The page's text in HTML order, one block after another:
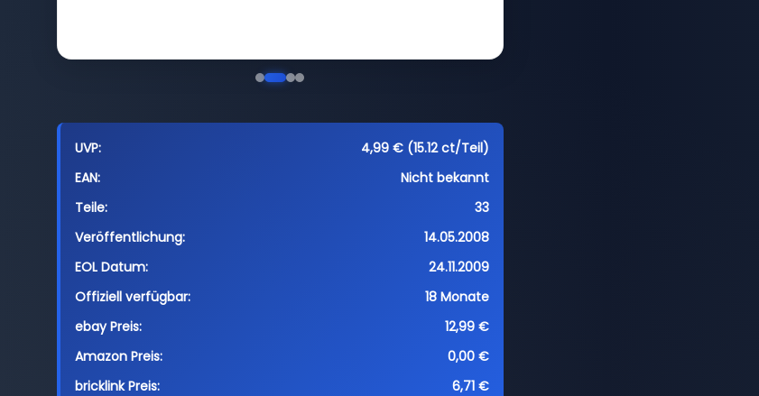
UVP:
4,99 € (15.12 ct/Teil)
EAN:
Nicht bekannt
Teile:
33
Veröffentlichung:
14.05.2008
EOL Datum:
24.11.2009
Offiziell verfügbar:
18 Monate
ebay Preis:
12,99 €
Amazon Preis:
0,00 €
bricklink Preis:
6,71 €